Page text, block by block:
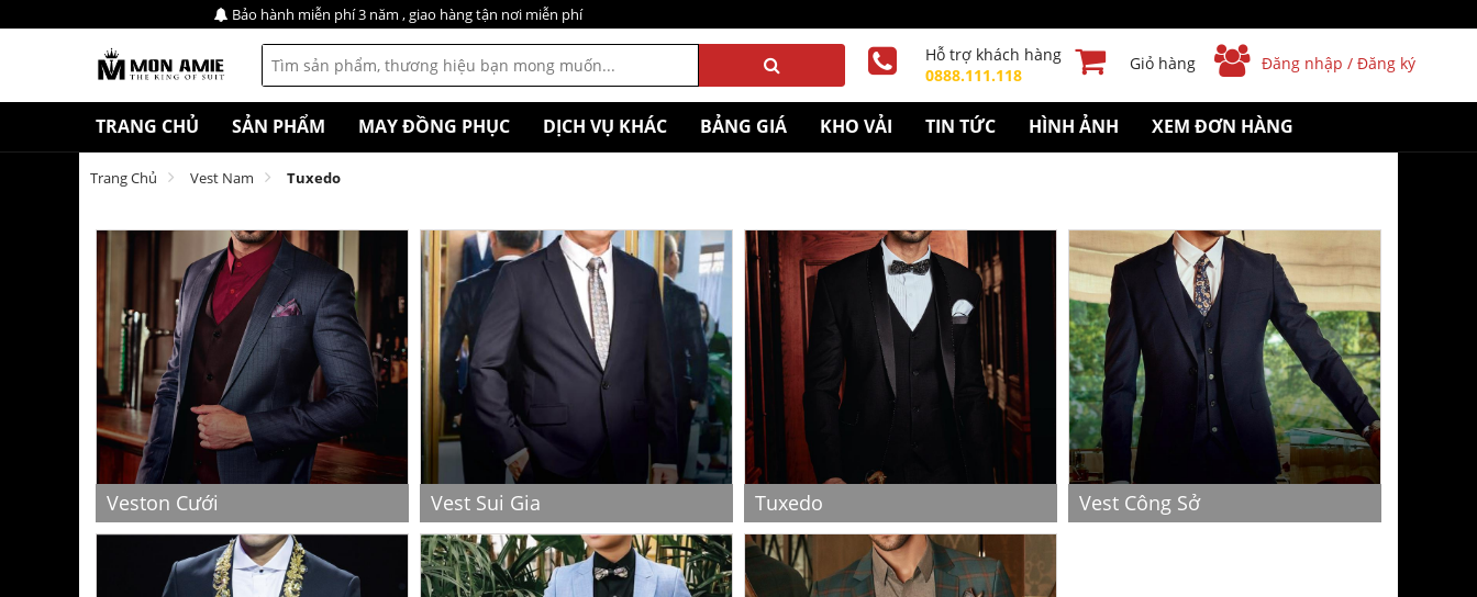
Bảo hành miễn phí 3 năm , giao hàng tận nơi miễn phí
Hỗ trợ khách hàng
0888.111.118
Giỏ hàng Đăng nhập / Đăng ký
TRANG CHỦ SẢN PHẨM MAY ĐỒNG PHỤC DỊCH VỤ KHÁC BẢNG GIÁ KHO VẢI TIN TỨC HÌNH ẢNH XEM ĐƠN HÀNG
Trang Chủ Vest Nam Tuxedo
Veston Cưới Vest Sui Gia Tuxedo Vest Công Sở